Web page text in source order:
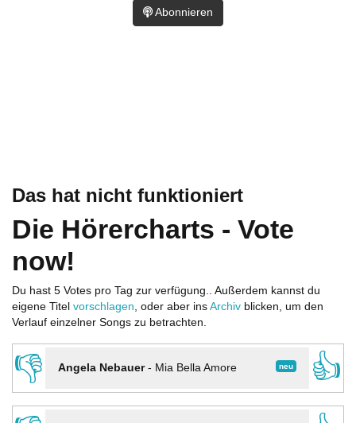
Das hat nicht funktioniert
Die Hörercharts - Vote
now!
Du hast 5 Votes pro Tag zur verfügung.. Außerdem kannst du
eigene Titel vorschlagen, oder aber ins Archiv blicken, um den
Verlauf einzelner Songs zu betrachten.
👎 neu
Angela Nebauer- Mia Bella Amore
👍
Abonnieren